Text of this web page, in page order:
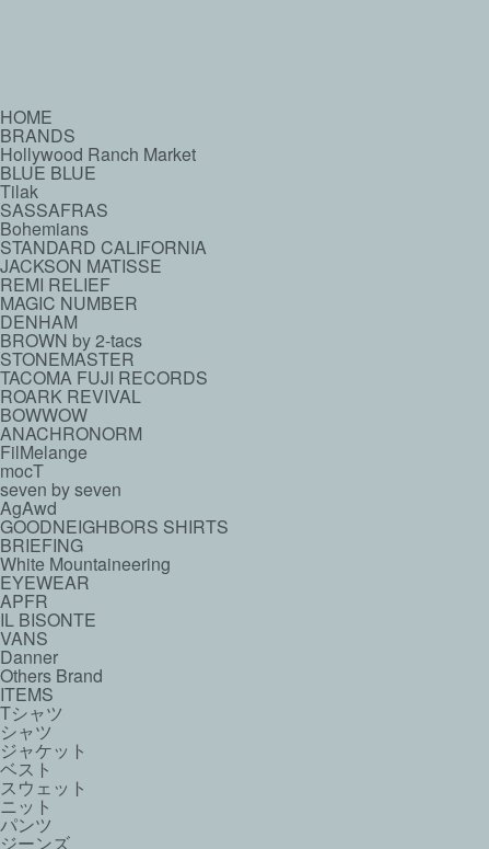
HOME
BRANDS
Hollywood Ranch Market
BLUE BLUE
Tilak
SASSAFRAS
Bohemians
STANDARD CALIFORNIA
JACKSON MATISSE
REMI RELIEF
MAGIC NUMBER
DENHAM
BROWN by 2-tacs
STONEMASTER
TACOMA FUJI RECORDS
ROARK REVIVAL
BOWWOW
ANACHRONORM
FilMelange
mocT
seven by seven
AgAwd
GOODNEIGHBORS SHIRTS
BRIEFING
White Mountaineering
EYEWEAR
APFR
IL BISONTE
VANS
Danner
Others Brand
ITEMS
Tシャツ
シャツ
ジャケット
ベスト
スウェット
ニット
パンツ
ジーンズ